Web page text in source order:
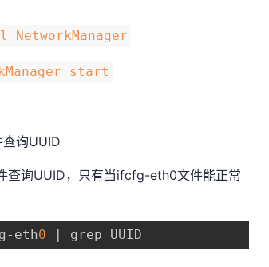
start
询UUID
询UUID，只有当ifcfg-eth0文件能正常
eth0